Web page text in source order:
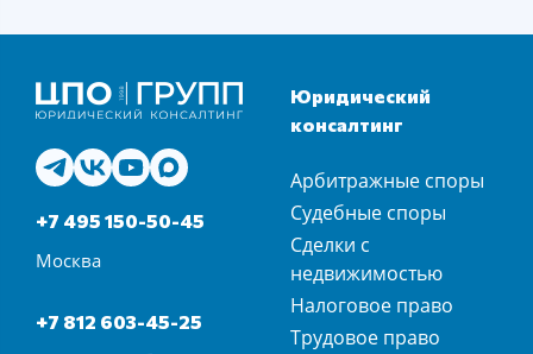
+7 495 150-50-45
Москва
+7 812 603-45-25
Юридический
консалтинг
Арбитражные споры
Судебные споры
Сделки с
недвижимостью
Налоговое право
Трудовое право